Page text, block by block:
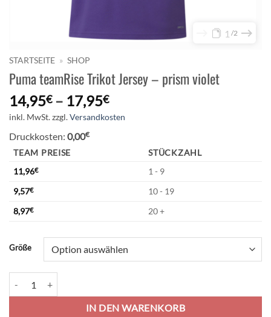
1 2
STARTSEITE » SHOP
Puma teamRise Trikot Jersey – prism violet
14,95€– 17,95€
inkl. MwSt.zzgl.Versandkosten
Druckkosten: 0,00€
TEAM PREISE
STÜCKZAHL
11,96€
1 - 9
9,57€
10 - 19
8,97€ 20 +
Größe
IN DEN WARENKORB
Alternative: